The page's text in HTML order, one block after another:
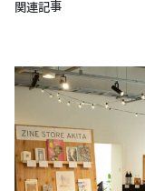
関連記事